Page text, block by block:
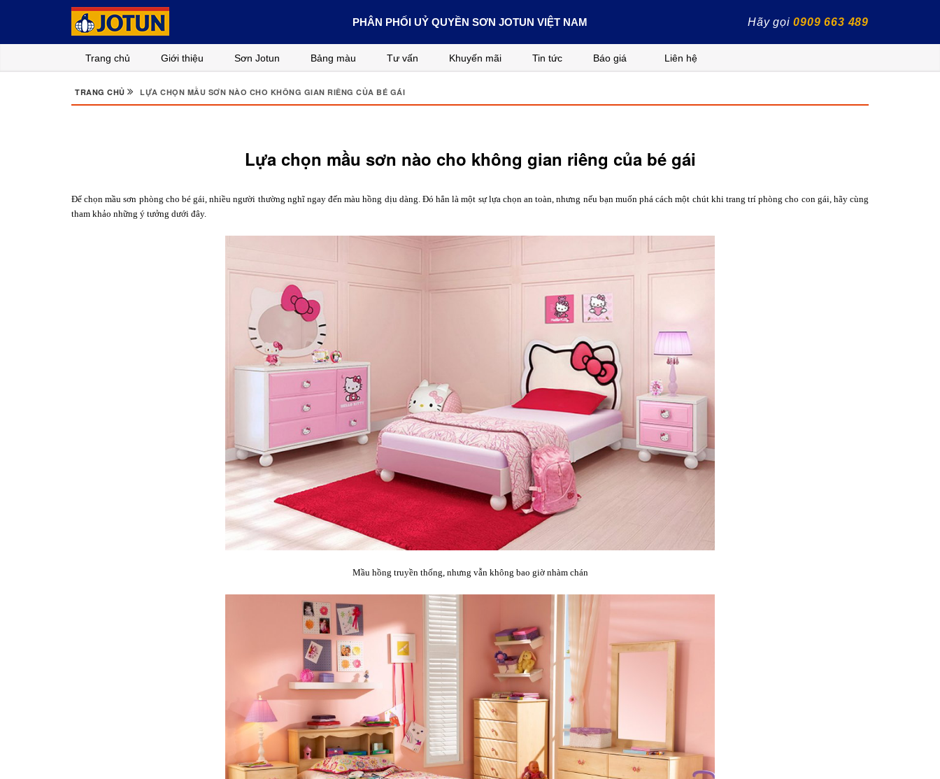
PHÂN PHỐI UỶ QUYỀN SƠN JOTUN VIỆT NAM Hãy gọi0909 663 489
Trang chủ Giới thiệu Sơn Jotun Bảng màu Tư vấn Khuyến mãi Tin tức Báo giá Liên hệ
TRANG CHỦ LỰA CHỌN MẦU SƠN NÀO CHO KHÔNG GIAN RIÊNG CỦA BÉ GÁI
Lựa chọn mầu sơn nào cho không gian riêng của bé gái
Để chọn mầu sơn phòng cho bé gái, nhiều người thường nghĩ ngay đến màu hồng dịu dàng. Đó hẳn là một sự lựa chọn an toàn, nhưng nếu bạn muốn phá cách một chút khi trang trí phòng cho con gái, hãy cùng
tham khảo những ý tưởng dưới đây.
Mầu hồng truyền thống, nhưng vẫn không bao giờ nhàm chán